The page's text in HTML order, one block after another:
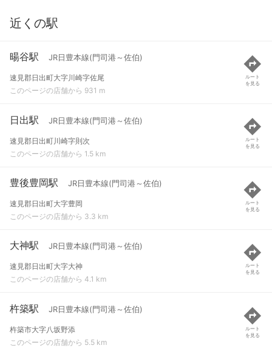
近くの駅
暘谷駅 JR日豊本線(門司港～佐伯)
速見郡日出町大字川崎字佐尾
このページの店舗から 931 m
ルート
を見る
日出駅 JR日豊本線(門司港～佐伯)
速見郡日出町川崎字則次
このページの店舗から 1.5 km
ルート
を見る
豊後豊岡駅 JR日豊本線(門司港～佐伯)
速見郡日出町大字豊岡
このページの店舗から 3.3 km
ルート
を見る
大神駅 JR日豊本線(門司港～佐伯)
速見郡日出町大字大神
このページの店舗から 4.1 km
ルート
を見る
杵築駅 JR日豊本線(門司港～佐伯)
杵築市大字八坂野添
このページの店舗から 5.5 km
ルート
を見る